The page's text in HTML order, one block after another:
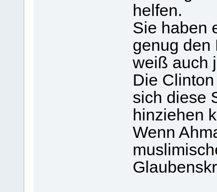
helfen.
Sie haben
genug den
weiß auch
Die
sich diese
hinziehen
Wenn